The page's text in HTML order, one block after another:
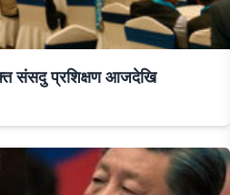
संसदु प्रशिक्षण आजदेखि